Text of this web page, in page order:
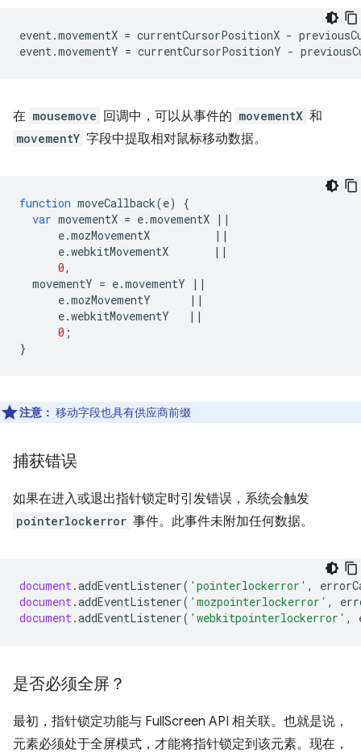
event.movementX = currentCursorPositionX -
event.movementY = currentCursorPositionY -
在 mousemove 回调中，可以从事件的 movementX 和
movementY 字段中提取相对鼠标移动数据。
function moveCallback(e)
{
var movementX = e.movementX ||
e.mozMovementX
||
e.webkitMovementX
||
0,
movementY = e.movementY
||
e.mozMovementY
||
e.webkitMovementY
||
0 ;
}
注意： 移动字段也具有供应商前缀
捕获错误
如果在进入或退出指针锁定时引发错误，系统会触发
pointerlockerror 事件。此事件未附加任何数据。
document.addEventListener( 'pointerlockerror' ,
document.addEventListener( 'mozpointerlockerror' ,
document.addEventListener( 'webkitpointerlockerror' ,
是否必须全屏？
最初，指针锁定功能与 FullScreen API 相关联。也就是说，
元素必须处于全屏模式，才能将指针锁定到该元素。现在，